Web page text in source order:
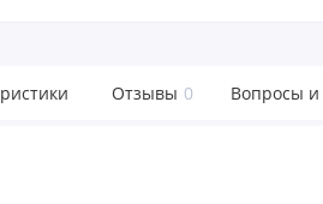
Отзывы 0 Вопросы и